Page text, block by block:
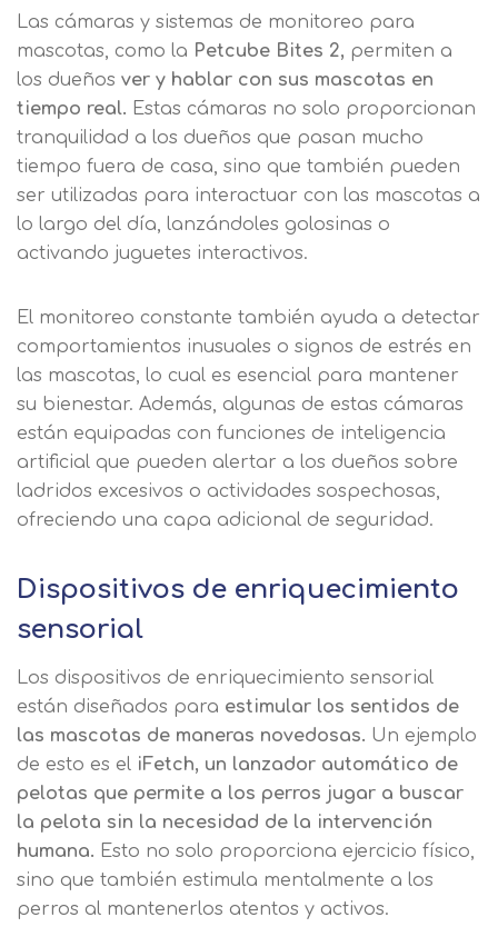
Las cámaras y sistemas de monitoreo para
mascotas, como la Petcube Bites 2, permiten a
los dueños ver y hablar con sus mascotas en
tiempo real. Estas cámaras no solo proporcionan
tranquilidad a los dueños que pasan mucho
tiempo fuera de casa, sino que también pueden
ser utilizadas para interactuar con las mascotas a
lo largo del día, lanzándoles golosinas o
activando juguetes interactivos.
El monitoreo constante también ayuda a detectar
comportamientos inusuales o signos de estrés en
las mascotas, lo cual es esencial para mantener
su bienestar. Además, algunas de estas cámaras
están equipadas con funciones de inteligencia
artificial que pueden alertar a los dueños sobre
ladridos excesivos o actividades sospechosas,
ofreciendo una capa adicional de seguridad.
Dispositivos de enriquecimiento
sensorial
Los dispositivos de enriquecimiento sensorial
están diseñados para estimular los sentidos de
las mascotas de maneras novedosas. Un ejemplo
de esto es el iFetch, un lanzador automático de
pelotas que permite a los perros jugar a buscar
la pelota sin la necesidad de la intervención
humana. Esto no solo proporciona ejercicio físico,
sino que también estimula mentalmente a los
perros al mantenerlos atentos y activos.
Solicitar
información
Nombre
Apellido
Teléfono País
Mensaje
Información básica sobre
Solicitar
información
Nombre
Apellidos
Telefono
Email
Mensaje
de Datos .Haz clic aquí
Responsable EUROINNOVA
BUSINESS SCHOOL, S.L. Finalidad
Información académica y comercial
de nuestros servicios de enseñanza
Legitimación Consentimiento del
interesado Destinatarios Encargados
del tratamiento para cumplir con las
finalidades Derechos Acceder,
rectificar y suprimir los datos, así
Centro de
preferencia de
Utilizamos cookies propias y de terceros
relacionados con tus preferencias,
mediante el análisis de tus hábitos de
navegación. En caso de que rechace las
cookies, no podremos asegurarle el
correcto funcionamiento de las distintas
funcionalidades de nuestra página web.
Puede obtener más información en
nuestrapolítica de cookies.